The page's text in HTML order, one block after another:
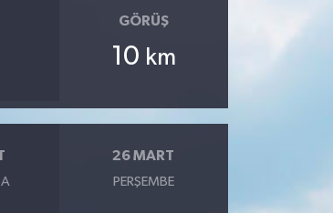
GÖRÜŞ
10 km
26 MART
PERŞEMBE